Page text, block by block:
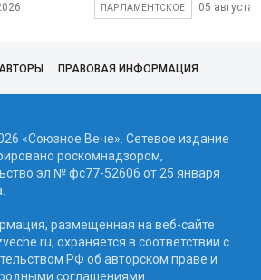
ПАРЛАМЕНТСКОЕ 05 августа
АВТОРЫ ПРАВОВАЯ ИНФОРМАЦИЯ
«Союзное Вече». Сетевое издание
роскомнадзором,
эл № фc77-52606 от 25 января
размещенная на веб-сайте
охраняется в соответствии с
РФ об авторском праве и
соглашениями.